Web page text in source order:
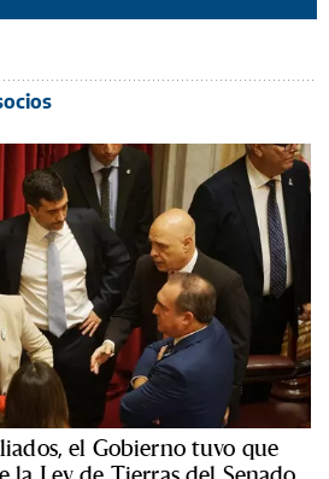
el Gobierno tuvo que